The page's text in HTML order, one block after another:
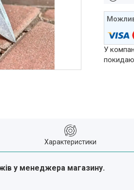
У
Характеристики
у менеджера магазину.